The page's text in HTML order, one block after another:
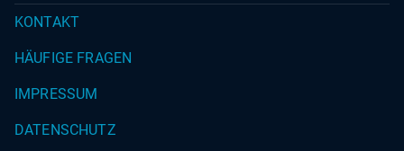
KONTAKT
HÄUFIGE FRAGEN
IMPRESSUM
DATENSCHUTZ